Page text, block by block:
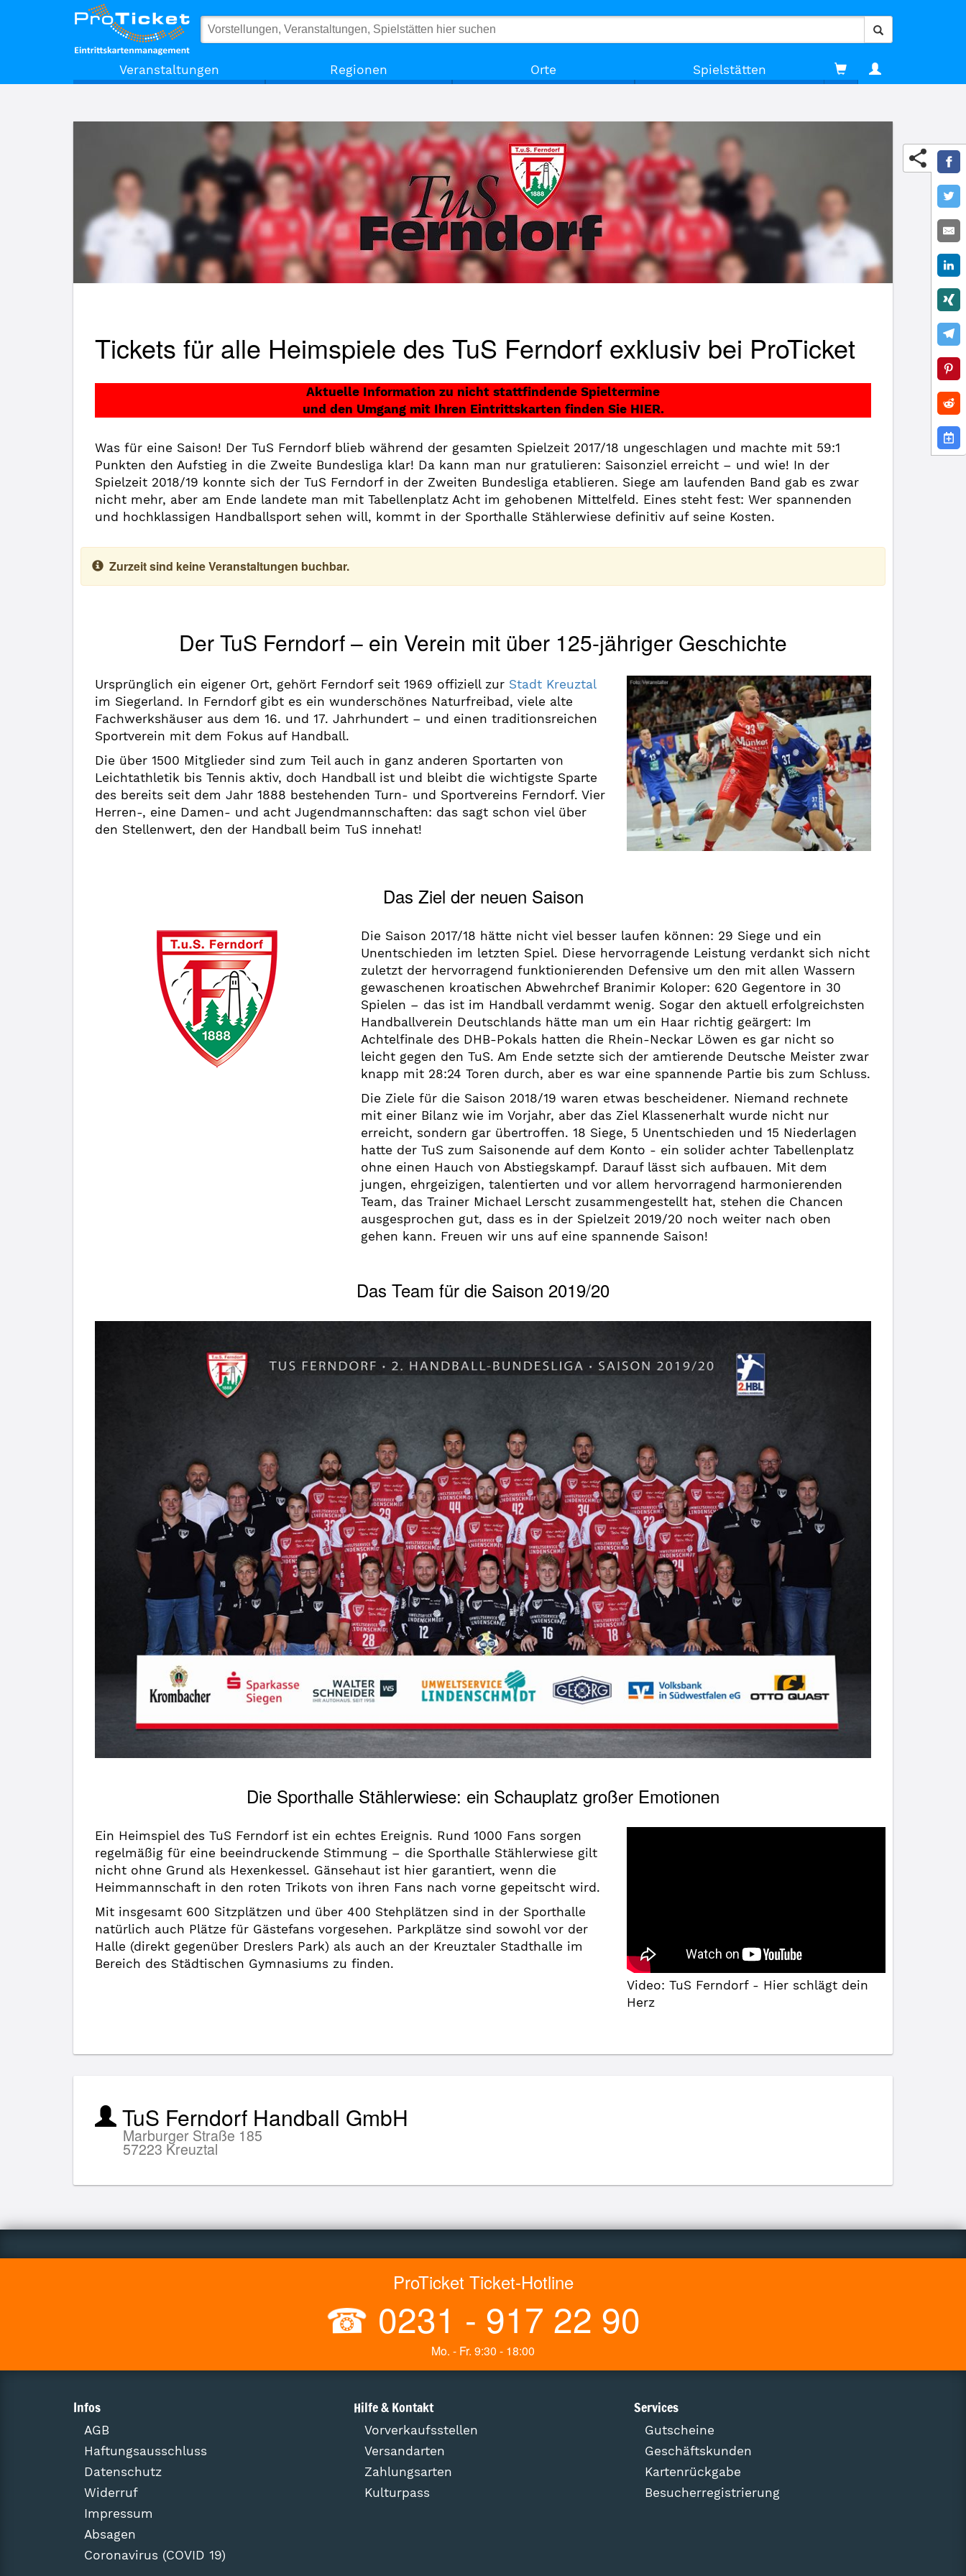
Veranstaltungen Regionen Orte Spielstätten
TuS Ferndorf Handball GmbH
Tickets für alle Heimspiele des TuS Ferndorf exklusiv bei ProTicket
Aktuelle Information zu nicht stattfindende Spieltermine
und den Umgang mit Ihren Eintrittskarten finden Sie HIER.
Was für eine Saison! Der TuS Ferndorf blieb während der gesamten Spielzeit 2017/18 ungeschlagen und machte mit 59:1
Punkten den Aufstieg in die Zweite Bundesliga klar! Da kann man nur gratulieren: Saisonziel erreicht – und wie! In der
Spielzeit 2018/19 konnte sich der TuS Ferndorf in der Zweiten Bundesliga etablieren. Siege am laufenden Band gab es zwar
nicht mehr, aber am Ende landete man mit Tabellenplatz Acht im gehobenen Mittelfeld. Eines steht fest: Wer spannenden
und hochklassigen Handballsport sehen will, kommt in der Sporthalle Stählerwiese definitiv auf seine Kosten.
Zurzeit sind keine Veranstaltungen buchbar.
Der TuS Ferndorf – ein Verein mit über 125-jähriger Geschichte
Ursprünglich ein eigener Ort, gehört Ferndorf seit 1969 offiziell zur Stadt Kreuztal
im Siegerland. In Ferndorf gibt es ein wunderschönes Naturfreibad, viele alte
Fachwerkshäuser aus dem 16. und 17. Jahrhundert – und einen traditionsreichen
Sportverein mit dem Fokus auf Handball.
Die über 1500 Mitglieder sind zum Teil auch in ganz anderen Sportarten von
Leichtathletik bis Tennis aktiv, doch Handball ist und bleibt die wichtigste Sparte
des bereits seit dem Jahr 1888 bestehenden Turn- und Sportvereins Ferndorf. Vier
Herren-, eine Damen- und acht Jugendmannschaften: das sagt schon viel über
den Stellenwert, den der Handball beim TuS innehat!
Das Ziel der neuen Saison
Die Saison 2017/18 hätte nicht viel besser laufen können: 29 Siege und ein
Unentschieden im letzten Spiel. Diese hervorragende Leistung verdankt sich nicht
zuletzt der hervorragend funktionierenden Defensive um den mit allen Wassern
gewaschenen kroatischen Abwehrchef Branimir Koloper: 620 Gegentore in 30
Spielen – das ist im Handball verdammt wenig. Sogar den aktuell erfolgreichsten
Handballverein Deutschlands hätte man um ein Haar richtig geärgert: Im
Achtelfinale des DHB-Pokals hatten die Rhein-Neckar Löwen es gar nicht so
leicht gegen den TuS. Am Ende setzte sich der amtierende Deutsche Meister zwar
knapp mit 28:24 Toren durch, aber es war eine spannende Partie bis zum Schluss.
Die Ziele für die Saison 2018/19 waren etwas bescheidener. Niemand rechnete
mit einer Bilanz wie im Vorjahr, aber das Ziel Klassenerhalt wurde nicht nur
erreicht, sondern gar übertroffen. 18 Siege, 5 Unentschieden und 15 Niederlagen
hatte der TuS zum Saisonende auf dem Konto - ein solider achter Tabellenplatz
ohne einen Hauch von Abstiegskampf. Darauf lässt sich aufbauen. Mit dem
jungen, ehrgeizigen, talentierten und vor allem hervorragend harmonierenden
Team, das Trainer Michael Lerscht zusammengestellt hat, stehen die Chancen
ausgesprochen gut, dass es in der Spielzeit 2019/20 noch weiter nach oben
gehen kann. Freuen wir uns auf eine spannende Saison!
Das Team für die Saison 2019/20
Die Sporthalle Stählerwiese: ein Schauplatz großer Emotionen
Ein Heimspiel des TuS Ferndorf ist ein echtes Ereignis. Rund 1000 Fans sorgen
regelmäßig für eine beeindruckende Stimmung – die Sporthalle Stählerwiese gilt
nicht ohne Grund als Hexenkessel. Gänsehaut ist hier garantiert, wenn die
Heimmannschaft in den roten Trikots von ihren Fans nach vorne gepeitscht wird.
Mit insgesamt 600 Sitzplätzen und über 400 Stehplätzen sind in der Sporthalle
natürlich auch Plätze für Gästefans vorgesehen. Parkplätze sind sowohl vor der
Halle (direkt gegenüber Dreslers Park) als auch an der Kreuztaler Stadthalle im
Bereich des Städtischen Gymnasiums zu finden.
Video: TuS Ferndorf - Hier schlägt dein
Herz
TuS Ferndorf Handball GmbH
Marburger Straße 185
57223 Kreuztal
ProTicket Ticket-Hotline
☎ 0231 - 917 22 90
Mo. - Fr. 9:30 - 18:00
Infos
AGB
Haftungsausschluss
Datenschutz
Widerruf
Impressum
Absagen
Coronavirus (COVID 19)
Hilfe & Kontakt
Vorverkaufsstellen
Versandarten
Zahlungsarten
Kulturpass
Services
Gutscheine
Geschäftskunden
Kartenrückgabe
Besucherregistrierung